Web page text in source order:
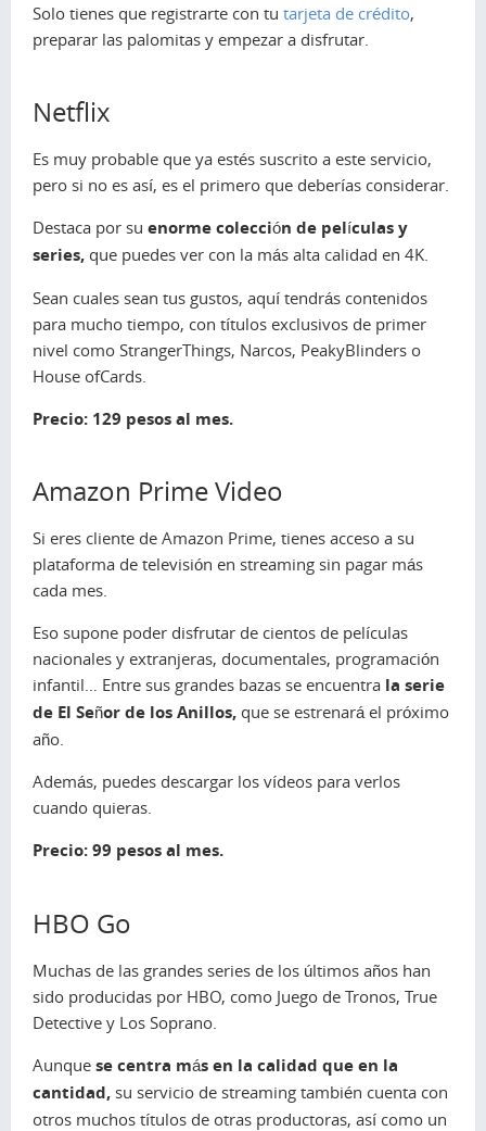
Solo tienes que registrarte con tu tarjeta de crédito,
preparar las palomitas y empezar a disfrutar.
Netflix
Es muy probable que ya estés suscrito a este servicio,
pero si no es así, es el primero que deberías considerar.
Destaca por su enorme colección de películas y
series, que puedes ver con la más alta calidad en 4K.
Sean cuales sean tus gustos, aquí tendrás contenidos
para mucho tiempo, con títulos exclusivos de primer
nivel como StrangerThings, Narcos, PeakyBlinders o
House ofCards
Precio: 129 pesos al mes.
Amazon Prime Video
Si eres cliente de Amazon Prime, tienes acceso a su
plataforma de televisión en streaming sin pagar más
cada mes.
Eso supone poder disfrutar de cientos de películas
nacionales y extranjeras, documentales, programación
infantil… Entre sus grandes bazas se encuentra la serie
de El Señor de los Anillos, que se estrenará el próximo
año.
Además, puedes descargar los vídeos para verlos
cuando quieras.
Precio: 99 pesos al mes.
HBO Go
Muchas de las grandes series de los últimos años han
sido producidas por HBO, como Juego de Tronos, True
Detective y Los Soprano
Aunque se centra más en la calidad que en la
cantidad, su servicio de streaming también cuenta con
otros muchos títulos de otras productoras, así como un